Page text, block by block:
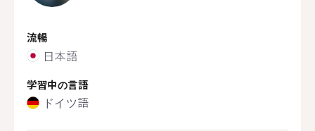
流暢
日本語
学習中の言語
ドイツ語